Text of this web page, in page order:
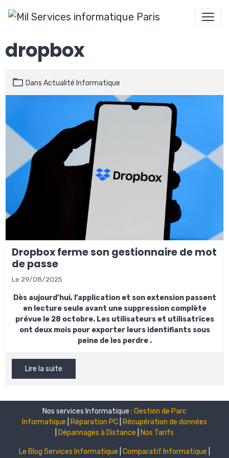
dropbox
Dans Actualité Informatique
Dropbox ferme son gestionnaire de mot
de passe
Le 29/08/2025
Dès aujourd’hui, l’application et son extension passent
en lecture seule avant une suppression complète
prévue le 28 octobre. Les utilisateurs et utilisatrices
ont deux mois pour exporter leurs identifiants sous
peine de les perdre .
Lire la suite
Nos services Informatique : Gestion de Parc
Informatique
Réparation PC
Récupération de données
Dépannages à Distance Nos Tarifs
Le Blog Services Informatique Comparatif Informatique